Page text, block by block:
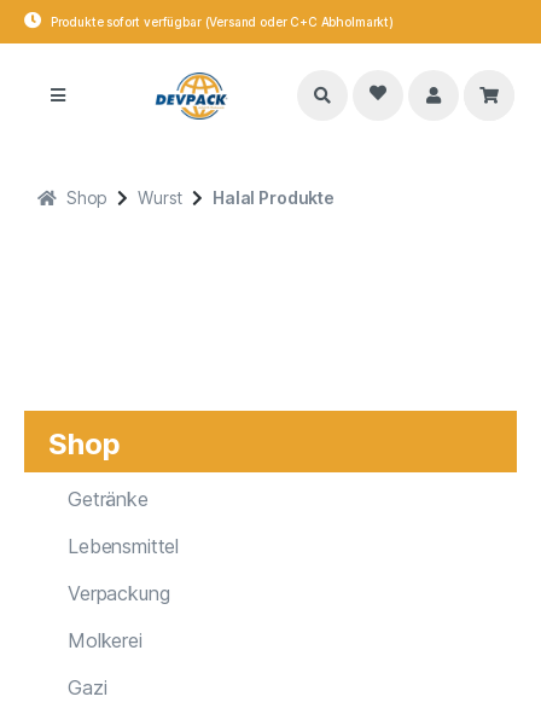
Produkte sofort verfügbar (Versand oder C+C Abholmarkt)
Shop Wurst Halal Produkte
Shop
Getränke
Lebensmittel
Verpackung
Molkerei
Gazi